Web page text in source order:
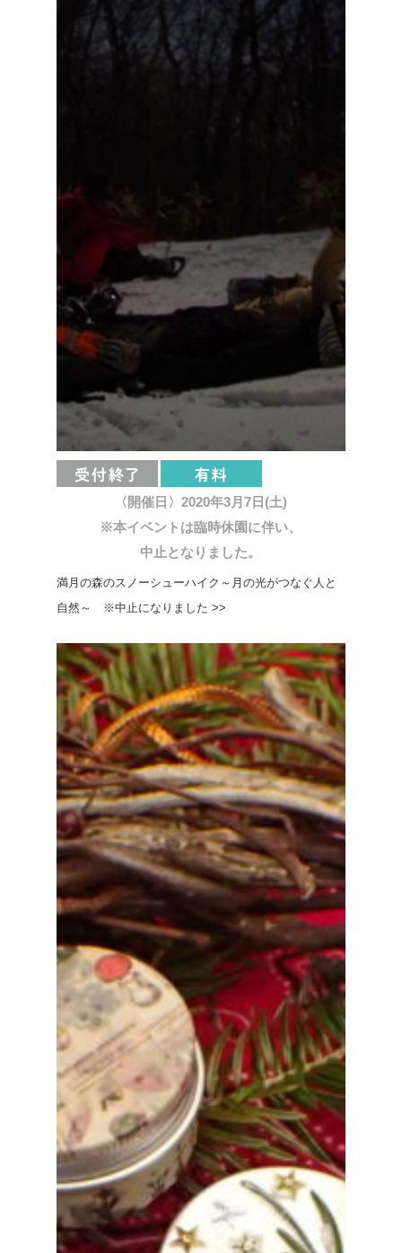
〈開催日〉2020年3月7日(土)
※本イベントは臨時休園に伴い、
中止となりました。
満月の森のスノーシューハイク～月の光がつなぐ人と
自然～ ※中止になりました >>